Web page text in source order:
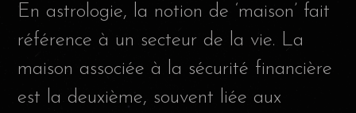
En astrologie, la notion de ‘maison’ fait
référence à un secteur de la vie. La
maison associée à la sécurité financière
est la deuxième, souvent liée aux